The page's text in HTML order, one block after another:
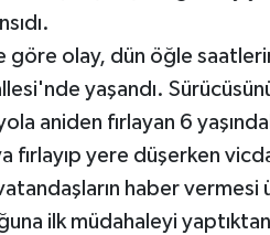
göre olay, dün öğle
yaşandı.
aniden fırlayan 6
fırlayıp yere düşerken
haber
ilk müdahaleyi